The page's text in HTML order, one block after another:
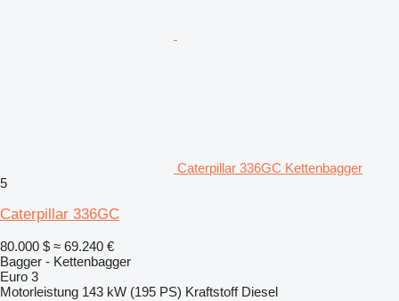
Caterpillar 336GC Kettenbagger
5
Caterpillar 336GC
80.000 $ ≈ 69.240 €
Bagger - Kettenbagger
Euro 3
Motorleistung 143 kW (195 PS) Kraftstoff Diesel